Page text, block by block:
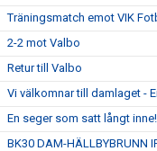
Träningsmatch emot VIK
2-2 mot Valbo
Retur till Valbo
Vi välkomnar till damlaget -
En seger som satt långt inne!
BK30 DAM-HÄLLBYBRUNN